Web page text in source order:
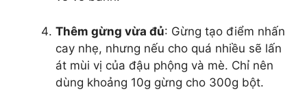
Thêm gừng vừa đủ: Gừng tạo điểm nhấn
cay nhẹ, nhưng nếu cho quá nhiều sẽ lấn
át mùi vị của đậu phộng và mè. Chỉ nên
dùng khoảng 10g gừng cho 300g bột.